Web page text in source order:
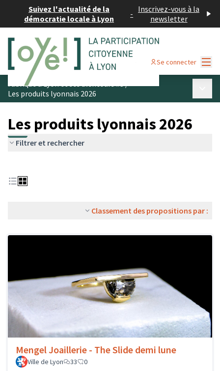
Suivez l'actualité de la
démocratie locale à Lyon
- Inscrivez-vous à la
newsletter
Se connecter
Fabriqué à Lyon et ses alentours #3/
Les produits lyonnais 2026
Les produits lyonnais 2026
Filtrer et rechercher
Classement des propositions par :
Mengel Joaillerie - The Slide demi lune
Ville de Lyon 33 0